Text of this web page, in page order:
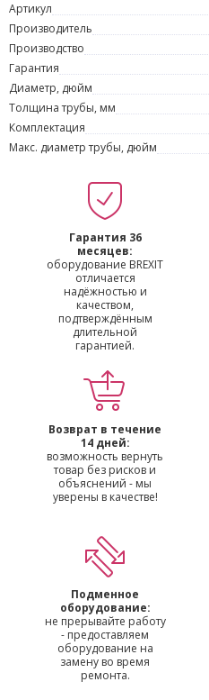
Артикул
Производитель
Производство
Гарантия
Диаметр, дюйм
Толщина трубы, мм
Комплектация
Макс. диаметр трубы, дюйм
Гарантия 36
месяцев:
оборудование BREXIT
отличается
надёжностью и
качеством,
подтверждённым
длительной
гарантией.
Возврат в течение
14 дней:
возможность вернуть
товар без рисков и
объяснений - мы
уверены в качестве!
Подменное
оборудование:
не прерывайте работу
- предоставляем
оборудование на
замену во время
ремонта.